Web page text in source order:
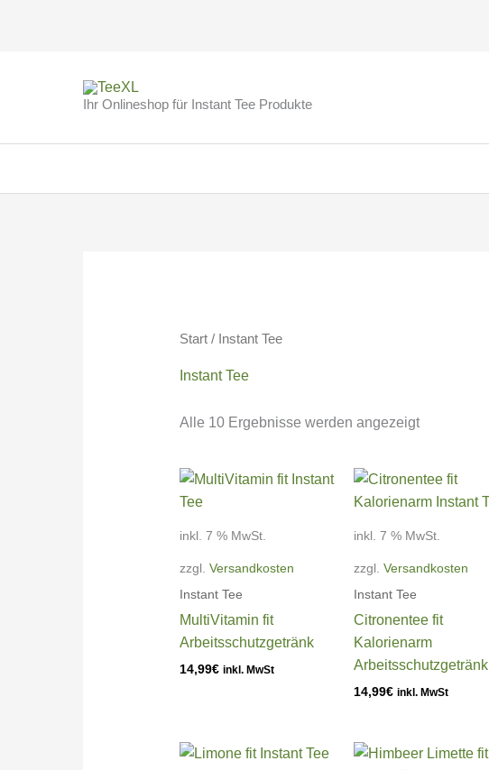
Ihr Onlineshop für Instant Tee Produkte
Start/ Instant Tee
Instant Tee
Alle 10 Ergebnisse werden angezeigtNach
inkl. 7 % MwSt.
zzgl. Versandkosten
Instant Tee
MultiVitamin fit
Arbeitsschutzgetränk
14,99€ inkl. MwSt
inkl. 7 % MwSt.
zzgl.Versandkosten
Instant Tee
Citronentee fit
Kalorienarm
Arbeitsschutzgetränk
14,99€ inkl. MwSt